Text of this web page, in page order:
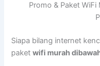
Promo & Paket
Siapa bilang internet
paketwifi murah